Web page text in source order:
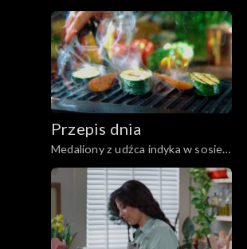
Przepis dnia
Medaliony z udźca indyka w sosie
śmietanowym